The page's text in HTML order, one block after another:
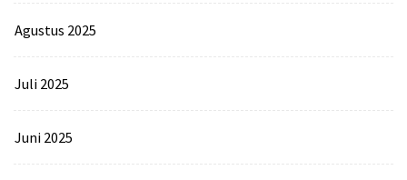
Agustus 2025
Juli 2025
Juni 2025